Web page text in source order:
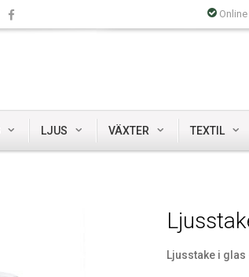
LJUS VÄXTER TEXTIL
Ljusstake i glas